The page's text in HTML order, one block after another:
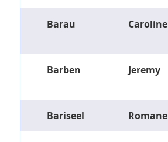
Barau Caroline
Barben Jeremy
Bariseel Romane